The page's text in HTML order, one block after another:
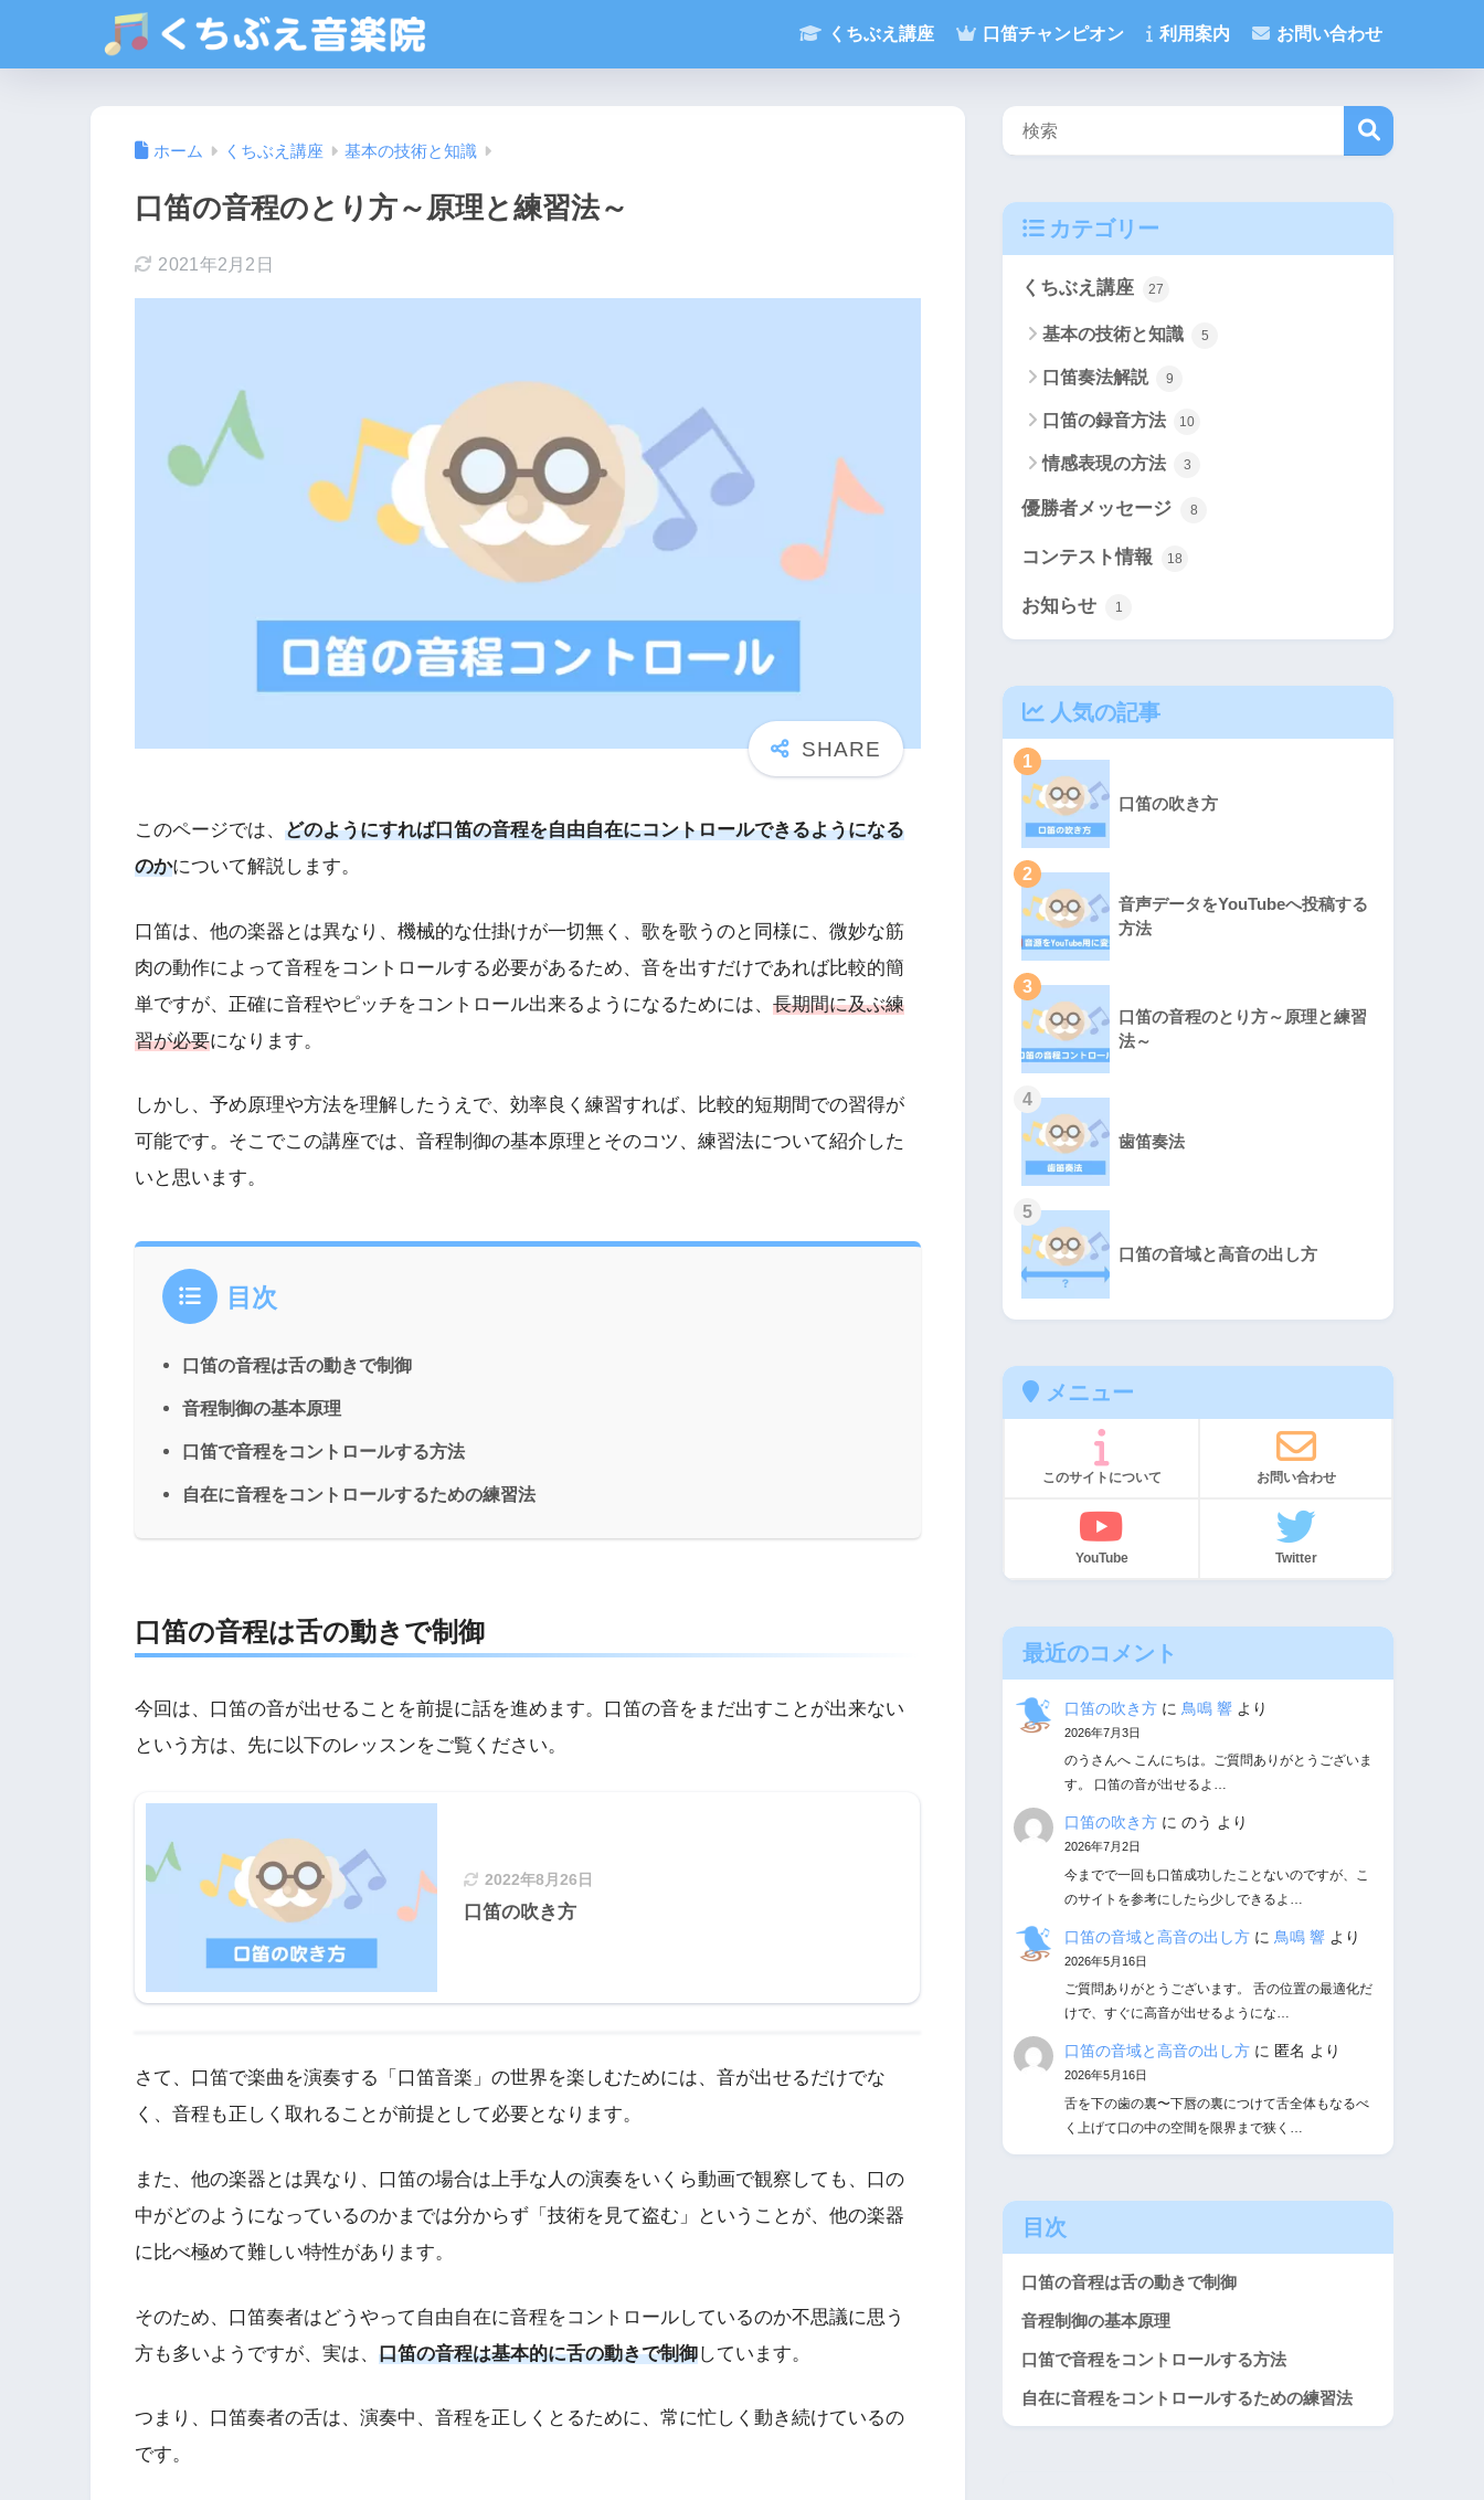
くちぶえ講座 口笛チャンピオン 利用案内 お問い合わせ
ホーム くちぶえ講座 基本の技術と知識
口笛の音程のとり方～原理と練習法～
2021年2月2日
このページでは、 どのようにすれば口笛の音程を自由自在にコントロールできるようになる
のかについて解説します。
口笛は、他の楽器とは異なり、機械的な仕掛けが一切無く、歌を歌うのと同様に、微妙な筋
肉の動作によって音程をコントロールする必要があるため、音を出すだけであれば比較的簡
単ですが、正確に音程やピッチをコントロール出来るようになるためには、 長期間に及ぶ練
習が必要になります。
しかし、予め原理や方法を理解したうえで、効率良く練習すれば、比較的短期間での習得が
可能です。そこでこの講座では、音程制御の基本原理とそのコツ、練習法について紹介した
いと思います。
目次
口笛の音程は舌の動きで制御
音程制御の基本原理
口笛で音程をコントロールする方法
自在に音程をコントロールするための練習法
口笛の音程は舌の動きで制御
今回は、口笛の音が出せることを前提に話を進めます。口笛の音をまだ出すことが出来ない
という方は、先に以下のレッスンをご覧ください。
2022年8月26日
口笛の吹き方
さて、口笛で楽曲を演奏する「口笛音楽」の世界を楽しむためには、音が出せるだけでな
く、音程も正しく取れることが前提として必要となります。
また、他の楽器とは異なり、口笛の場合は上手な人の演奏をいくら動画で観察しても、口の
中がどのようになっているのかまでは分からず「技術を見て盗む」ということが、他の楽器
に比べ極めて難しい特性があります。
そのため、口笛奏者はどうやって自由自在に音程をコントロールしているのか不思議に思う
方も多いようですが、実は、 口笛の音程は基本的に舌の動きで制御しています。
つまり、口笛奏者の舌は、演奏中、音程を正しくとるために、常に忙しく動き続けているの
です。
カテゴリー
くちぶえ講座 27
基本の技術と知識 5
口笛奏法解説 9
口笛の録音方法 10
情感表現の方法 3
優勝者メッセージ 8
コンテスト情報 18
お知らせ 1
人気の記事
1
口笛の吹き方
2
音声データをYouTubeへ投稿する
方法
3
口笛の音程のとり方～原理と練習
法～
4
歯笛奏法
5
口笛の音域と高音の出し方
メニュー
このサイトについて お問い合わせ
YouTube Twitter
最近のコメント
口笛の吹き方 に 鳥鳴 響 より
2026年7月3日
のうさんへ こんにちは。ご質問ありがとうございま
す。 口笛の音が出せるよ…
口笛の吹き方 にのう より
2026年7月2日
今までで一回も口笛成功したことないのですが、こ
のサイトを参考にしたら少しできるよ…
口笛の音域と高音の出し方 に 鳥鳴 響 より
2026年5月16日
ご質問ありがとうございます。 舌の位置の最適化だ
けで、すぐに高音が出せるようにな…
口笛の音域と高音の出し方 に 匿名 より
2026年5月16日
舌を下の歯の裏〜下唇の裏につけて舌全体もなるべ
く上げて口の中の空間を限界まで狭く…
目次
口笛の音程は舌の動きで制御
音程制御の基本原理
口笛で音程をコントロールする方法
自在に音程をコントロールするための練習法